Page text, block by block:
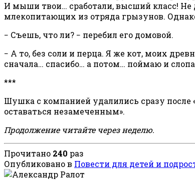
И мыши твои… сработали, высший класс! Не
млекопитающих из отряда грызунов.
− Съешь, что ли? − перебил его домовой.
− А то, без соли и перца. Я же кот, моих
сначала… спасибо… а потом… поймаю и
***
Шушка с компанией удалились сразу после
оставаться незамеченным».
Продолжение читайте через неделю.
Прочитано 240 раз
Опубликовано в Повести для детей и